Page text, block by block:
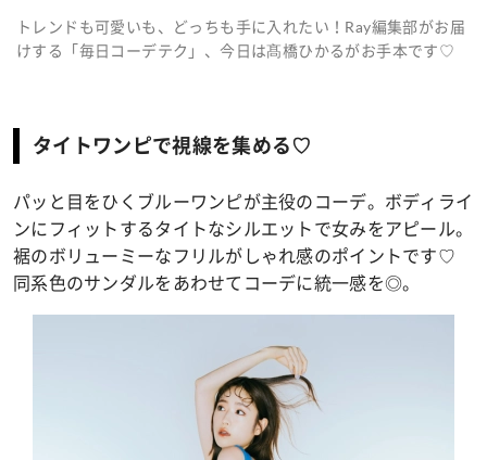
トレンドも可愛いも、どっちも手に入れたい！Ray編集部がお届
けする「毎日コーデテク」、今日は髙橋ひかるがお手本です♡
タイトワンピで視線を集める♡
パッと目をひくブルーワンピが主役のコーデ。ボディライ
ンにフィットするタイトなシルエットで女みをアピール。
裾のボリューミーなフリルがしゃれ感のポイントです♡
同系色のサンダルをあわせてコーデに統一感を◎。